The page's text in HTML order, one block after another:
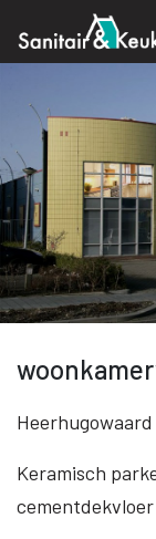
Heerhugowaard
Keramisch